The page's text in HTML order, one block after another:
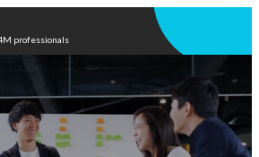
professionals